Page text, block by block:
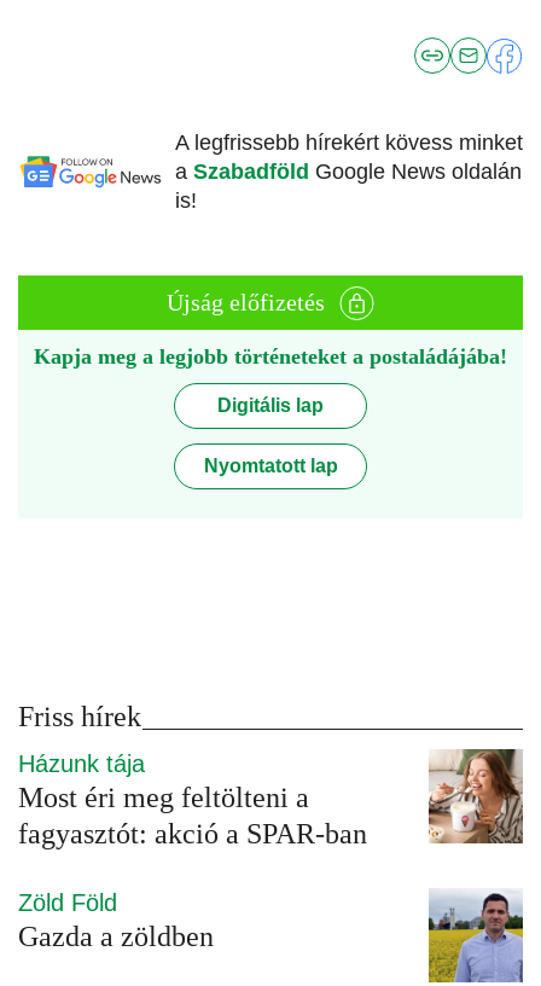
A legfrissebb hírekért kövess minket
a Szabadföld Google News oldalán
is!
Újság előfizetés
Kapja meg a legjobb történeteket a postaládájába!
Digitális lap
Nyomtatott lap
Friss hírek
Házunk tája
Most éri meg feltölteni a
fagyasztót: akció a SPAR-ban
Zöld Föld
Gazda a zöldben